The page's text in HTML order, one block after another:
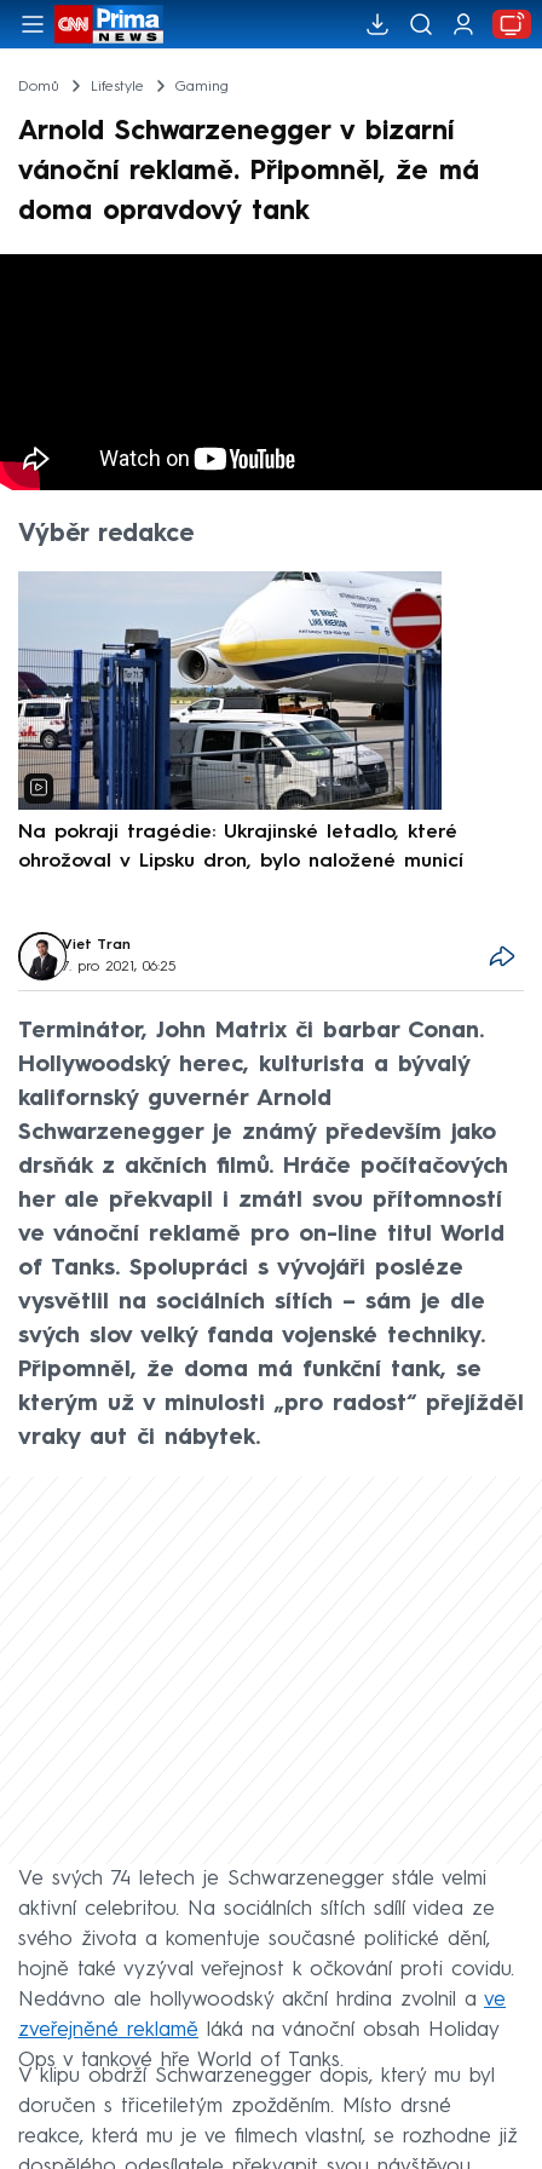
Domů Lifestyle Gaming
Arnold Schwarzenegger v bizarní
vánoční reklamě. Připomněl, že má
doma opravdový tank
Výběr redakce
Na pokraji tragédie: Ukrajinské letadlo, které
ohrožoval v Lipsku dron, bylo naložené municí
Viet Tran
7. pro 2021, 06:25
Terminátor, John Matrix či barbar Conan.
Hollywoodský herec, kulturista a bývalý
kalifornský guvernér Arnold
Schwarzenegger je známý především jako
drsňák z akčních filmů. Hráče počítačových
her ale překvapil i zmátl svou přítomností
ve vánoční reklamě pro on-line titul World
of Tanks. Spolupráci s vývojáři posléze
vysvětlil na sociálních sítích – sám je dle
svých slov velký fanda vojenské techniky.
Připomněl, že doma má funkční tank, se
kterým už v minulosti „pro radost“ přejížděl
vraky aut či nábytek.
Ve svých 74 letech je Schwarzenegger stále velmi
aktivní celebritou. Na sociálních sítích sdílí videa ze
svého života a komentuje současné politické dění,
hojně také vyzýval veřejnost k očkování proti covidu.
Nedávno ale hollywoodský akční hrdina zvolnil a ve
zveřejněné reklamě láká na vánoční obsah Holiday
Ops v tankové hře World of Tanks.
V klipu obdrží Schwarzenegger dopis, který mu byl
doručen s třicetiletým zpožděním. Místo drsné
reakce, která mu je ve filmech vlastní, se rozhodne již